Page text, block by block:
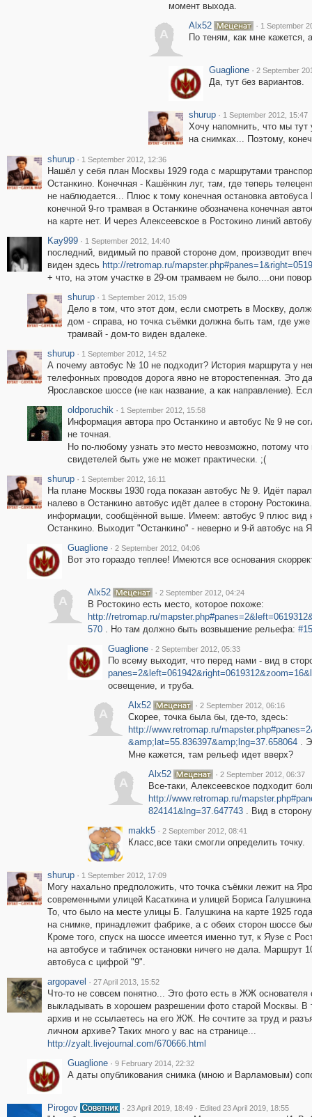
момент выхода.
A
Alx52 · 1 September
По теням, как мне кажется,
Guaglione · 2 September
Да, тут без вариантов.
shurup · 1 September 2012, 15:47
Хочу напомнить, что мы
на снимках... Поэтому,
shurup · 1 September 2012, 12:36
Нашёл у себя план Москвы 1929 года с маршрутами
Останкино. Конечная - Кашёнкин луг, там, где теперь
не наблюдается... Плюс к тому конечная остановка
конечной 9-го трамвая в Останкине обозначена конечная
на карте нет. И через Алексеевское в Ростокино линий
Kay999 · 1 September 2012, 14:40
последний, видимый по правой стороне дом, производит
виден здесь http://retromap.ru/
+ что, на этом участке в 29-ом трамваем не было....они
shurup · 1 September 2012, 15:09
Дело в том, что этот дом, если смотреть в Москву,
дом - справа, но точка съёмки должна быть там, где
трамвай - дом-то виден вдалеке.
shurup · 1 September 2012, 14:52
А почему автобус № 10 не подходит? История маршрута у
телефонных проводов дорога явно не второстепенная. Это
Ярославское шоссе (не как название, а как направление).
oldporuchik · 1 September 2012, 15:58
Информация автора про Останкино и автобус № 9 не
не точная.
Но по-любому узнать это место невозможно, потому
свидетелей быть уже не может практически. ;(
shurup · 1 September 2012, 16:11
На плане Москвы 1930 года показан автобус № 9. Идёт
налево в Останкино автобус идёт далее в сторону
информации, сообщённой выше. Имеем: автобус 9 плюс вид
Останкино. Выходит "Останкино" - неверно и 9-й автобус на
Guaglione · 2 September 2012, 04:06
Вот это гораздо теплее! Имеются все основания
A
Alx52 · 2 September 2012, 04:24
В Ростокино есть место, которое похоже:
http://retromap.ru/
570. Но там должно быть возвышение рельефа:
Guaglione · 2 September 2012, 05:33
По всему выходит, что перед нами - вид в
освещение, и труба.
A
Alx52 · 2 September 2012, 06:16
Скорее, точка была бы, где-то, здесь:
http://www.retromap.ru/
&amp;lat=55.836397&amp;lng=37.658064.
Мне кажется, там рельеф идет вверх?
A
Alx52 · 2 September 2012, 06:37
Все-таки, Алексеевское подходит
http://www.retromap.ru/
824141&lng=37.647743. Вид в сторону
makk5 · 2 September 2012, 08:41
Класс,все таки смогли определить точку.
shurup · 1 September 2012, 17:09
Могу нахально предположить, что точка съёмки лежит на
современными улицей Касаткина и улицей Бориса
То, что было на месте улицы Б. Галушкина на карте 1925
на снимке, принадлежит фабрике, а с обеих сторон шоссе
Кроме того, спуск на шоссе имеется именно тут, к Яузе с
на автобусе и табличек остановки ничего не дала. Маршрут
автобуса с цифрой "9".
argopavel · 27 April 2013, 15:52
Что-то не совсем понятно... Это фото есть в ЖЖ
выкладывать в хорошем разрешении фото старой Москвы.
архив и не ссылаетесь на его ЖЖ. Не сочтите за труд и
личном архиве? Таких много у вас на странице...
http://zyalt.livejournal.com/670666.html
Guaglione · 9 February 2014, 22:32
А даты опубликования снимка (мною и Варламовым)
Pirogov · 23 April 2019, 18:49 · Edited 23 April 2019, 18:55